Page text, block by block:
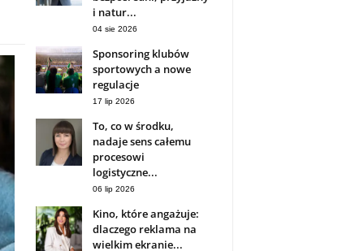
i natur...
04 sie 2026
Sponsoring klubów
sportowych a nowe
regulacje
17 lip 2026
To, co w środku,
nadaje sens całemu
procesowi
logistyczne...
06 lip 2026
Kino, które angażuje:
dlaczego reklama na
wielkim ekranie...